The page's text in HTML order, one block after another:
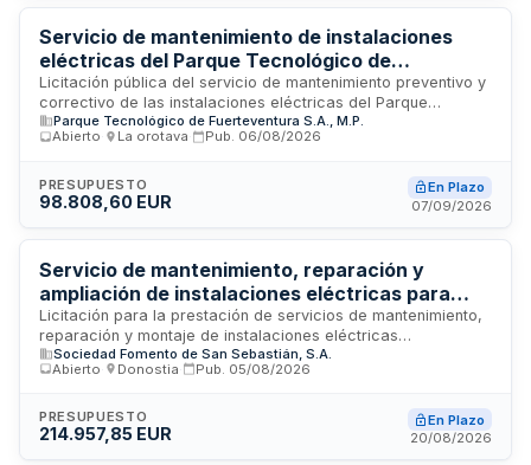
salvaguarden la libre competencia y se publicará en el Perfil
del Contratante.
Servicio de mantenimiento de instalaciones
eléctricas del Parque Tecnológico de
Fuerteventura
Licitación pública del servicio de mantenimiento preventivo y
correctivo de las instalaciones eléctricas del Parque
Tecnológico de Fuerteventura, incluyendo la urbanización del
sistema general, estación depuradora, estación de bombeo
contrato se tramita mediante procedimiento abierto ordinario
tras quedar desiertas tres convocatorias previas. Incluye una
requiere que el contratista disponga de solvencia técnica
acreditada mediante trabajos similares realizados en los
últimos tres años.
Parque Tecnológico de Fuerteventura S.A., M.P.
Abierto
La orotava Pub. 06/08/2026
PRESUPUESTO
98.808,60 EUR
En Plazo
07/09/2026
Servicio de mantenimiento, reparación y
ampliación de instalaciones eléctricas para
Fomento de San Sebastián
Licitación para la prestación de servicios de mantenimiento,
reparación y montaje de instalaciones eléctricas
permanentes y temporales en los edificios y espacios
exteriores de Fomento de San Sebastián en la ciudad de San
funcionamiento, fiabilidad, seguridad y robustez de las
instalaciones eléctricas conforme a la normativa aplicable,
Sociedad Fomento de San Sebastián, S.A.
Abierto
Donostia Pub. 05/08/2026
PRESUPUESTO
214.957,85 EUR
En Plazo
20/08/2026